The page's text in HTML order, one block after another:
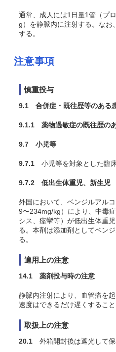
通常、成人には1日量1管（プ
g）を静脈内に注射する。なお
する。
注意事項
慎重投与
9.1 合併症・既往歴等のある
9.1.1 薬物過敏症の既往歴の
9.7 小児等
9.7.1 小児等を対象とした臨
9.7.2 低出生体重児、新生児
外国において、ベンジルアル
9〜234mg/kg）により、中毒
シス、痙攣等）が低出生体重
る。本剤は添加剤としてベン
る。
適用上の注意
14.1 薬剤投与時の注意
静脈内注射により、血管痛を
速度はできるだけ遅くすること
取扱上の注意
20.1 外箱開封後は遮光して保